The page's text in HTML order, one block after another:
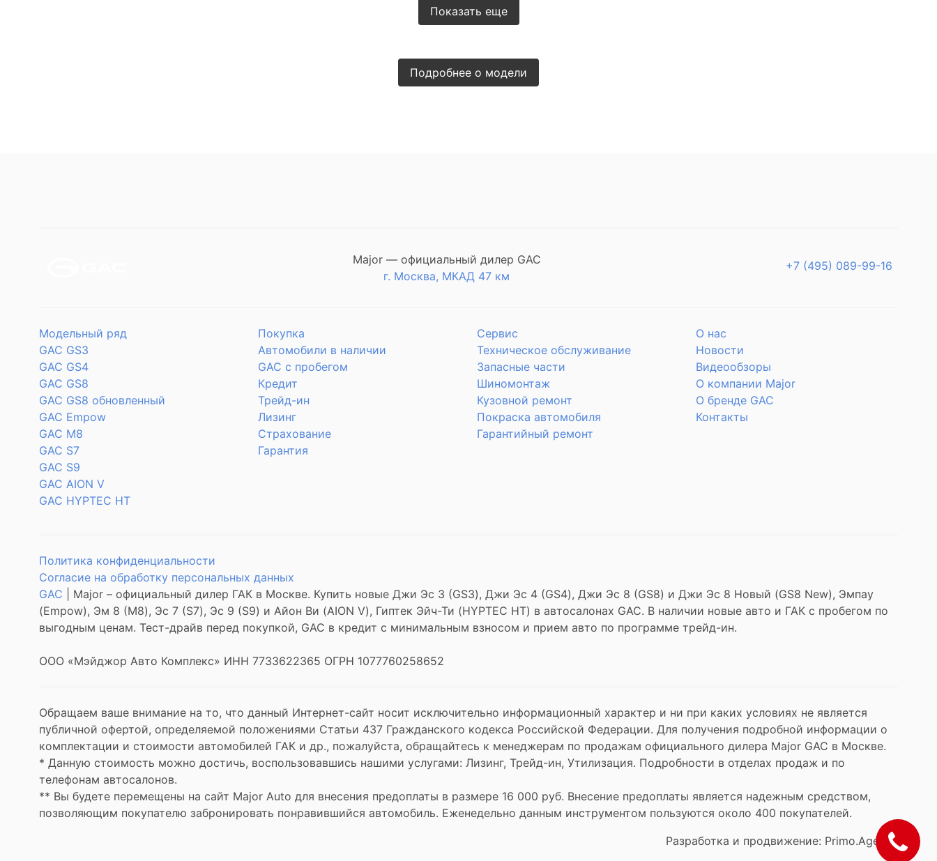
Показать еще
Подробнее о модели
Major — официальный дилер GAC
г. Москва, МКАД 47 км
+7 (495) 089-99-16
Модельный ряд
GAC GS3
GAC GS4
GAC GS8
GAC GS8 обновленный
GAC Empow
GAC M8
GAC S7
GAC S9
GAC AION V
GAC HYPTEC HT
Покупка
Автомобили в наличии
GAC с пробегом
Кредит
Трейд-ин
Лизинг
Страхование
Гарантия
Сервис
Техническое обслуживание
Запасные части
Шиномонтаж
Кузовной ремонт
Покраска автомобиля
Гарантийный ремонт
О нас
Новости
Видеообзоры
О компании Major
О бренде GAC
Контакты
Политика конфиденциальности
Согласие на обработку персональных данных
GAC | Major – официальный дилер ГАК в Москве. Купить новые Джи Эс 3 (GS3), Джи Эс 4 (GS4), Джи Эс 8 (GS8) и Джи Эс 8 Новый (GS8 New), Эмпау
(Empow), Эм 8 (M8), Эс 7 (S7), Эс 9 (S9) и Айон Ви (AION V), Гиптек Эйч-Ти (HYPTEC HT) в автосалонах GAC. В наличии новые авто и ГАК с пробегом по
выгодным ценам. Тест-драйв перед покупкой, GAC в кредит с минимальным взносом и прием авто по программе трейд-ин.
ООО «Мэйджор Авто Комплекс» ИНН 7733622365 ОГРН 1077760258652
Обращаем ваше внимание на то, что данный Интернет-сайт носит исключительно информационный характер и ни при каких условиях не является
публичной офертой, определяемой положениями Статьи 437 Гражданского кодекса Российской Федерации. Для получения подробной информации о
комплектации и стоимости автомобилей ГАК и др., пожалуйста, обращайтесь к менеджерам по продажам официального дилера Major GAC в Москве.
* Данную стоимость можно достичь, воспользовавшись нашими услугами: Лизинг, Трейд-ин, Утилизация. Подробности в отделах продаж и по
телефонам автосалонов.
** Вы будете перемещены на сайт Major Auto для внесения предоплаты в размере 16 000 руб. Внесение предоплаты является надежным средством,
позволяющим покупателю забронировать понравившийся автомобиль. Еженедельно данным инструментом пользуются около 400 покупателей.
Разработка и продвижение: Primo.Agency